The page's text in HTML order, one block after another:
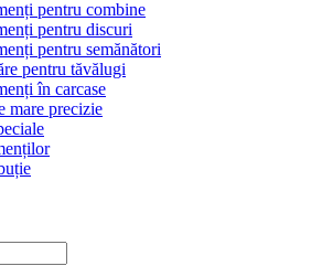
pentru combine
pentru discuri
pentru semănători
pentru tăvălugi
în carcase
mare precizie